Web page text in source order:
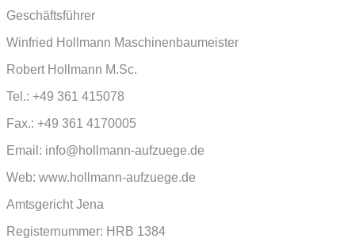
Geschäftsführer
Winfried Hollmann Maschinenbaumeister
Robert Hollmann M.Sc.
Tel.: +49 361 415078
Fax.: +49 361 4170005
Email: info@hollmann-aufzuege.de
Web: www.hollmann-aufzuege.de
Amtsgericht Jena
Registernummer: HRB 1384